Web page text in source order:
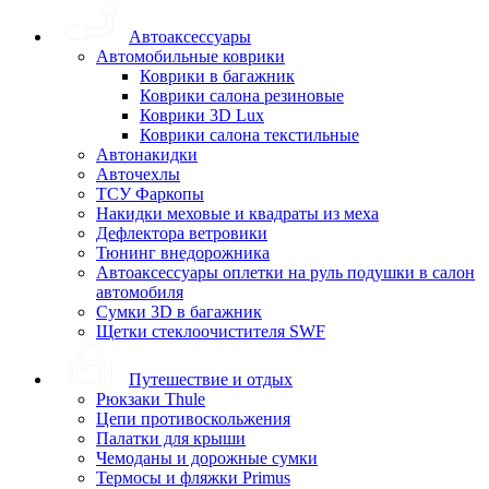
Автоаксессуары
Автомобильные коврики
Коврики в багажник
Коврики салона резиновые
Коврики 3D Lux
Коврики салона текстильные
Автонакидки
Авточехлы
ТСУ Фаркопы
Накидки меховые и квадраты из меха
Дефлектора ветровики
Тюнинг внедорожника
Автоаксессуары оплетки на руль подушки в салон
автомобиля
Сумки 3D в багажник
Щетки стеклоочистителя SWF
Путешествие и отдых
Рюкзаки Thule
Цепи противоскольжения
Палатки для крыши
Чемоданы и дорожные сумки
Термосы и фляжки Primus